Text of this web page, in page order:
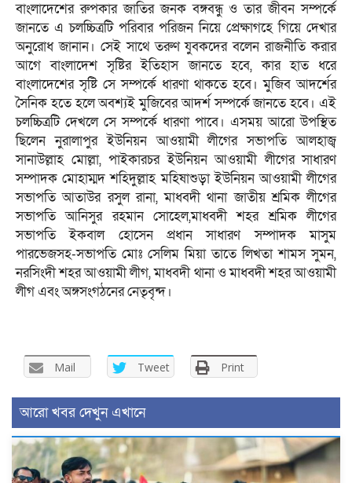
বাংলাদেশের রুপকার জাতির জনক বঙ্গবন্ধু ও তার জীবন সম্পর্কে
জানতে এ চলচ্চিত্রটি পরিবার পরিজন নিয়ে প্রেক্ষাগহে গিয়ে দেখার
অনুরোধ জানান। সেই সাথে তরুণ যুবকদের বলেন রাজনীতি করার
আগে বাংলাদেশ সৃষ্টির ইতিহাস জানতে হবে, কার হাত ধরে
বাংলাদেশের সৃষ্টি সে সম্পর্কে ধারণা থাকতে হবে। মুজিব আদর্শের
সৈনিক হতে হলে অবশ্যই মুজিবের আদর্শ সম্পর্কে জানতে হবে। এই
চলচ্চিত্রটি দেখলে সে সম্পর্কে ধারণা পাবে। এসময় আরো উপস্থিত
ছিলেন নুরালাপুর ইউনিয়ন আওয়ামী লীগের সভাপতি আলহাজ্ব
সানাউল্লাহ মোল্লা, পাইকারচর ইউনিয়ন আওয়ামী লীগের সাধারণ
সম্পাদক মোহাম্মদ শহিদুল্লাহ মহিষাশুড়া ইউনিয়ন আওয়ামী লীগের
সভাপতি আতাউর রসুল রানা, মাধবদী থানা জাতীয় শ্রমিক লীগের
সভাপতি আনিসুর রহমান সোহেল,মাধবদী শহর শ্রমিক লীগের
সভাপতি ইকবাল হোসেন প্রধান সাধারণ সম্পাদক মাসুম
পারভেজসহ-সভাপতি মোঃ সেলিম মিয়া তাতে লিখতা শামস সুমন,
নরসিংদী শহর আওয়ামী লীগ, মাধবদী থানা ও মাধবদী শহর আওয়ামী
লীগ এবং অঙ্গসংগঠনের নেতৃবৃন্দ।
Mail Tweet Print
আরো খবর দেখুন এখানে